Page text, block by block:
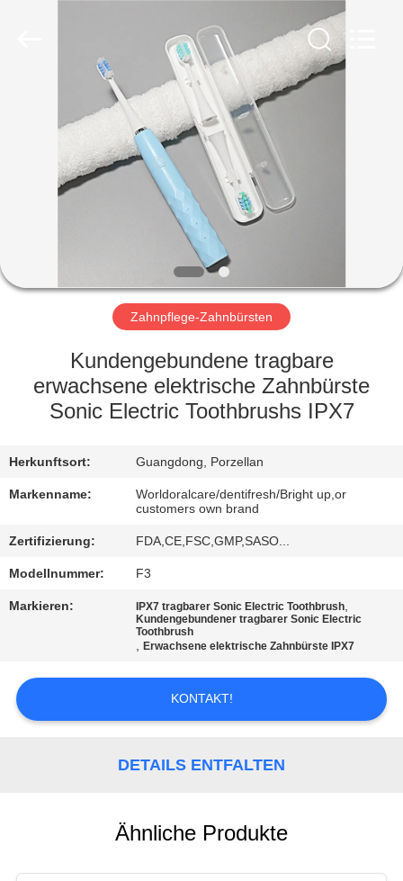
PRODUKTE
ÜBER
UNS
FABRIK-
AUSFLUG
TRETEN
MIT
UNS
IN
VERBINDUNG
FORDERN
SIE
SEITENVERZEICHNIS
Zahnpflege-Zahnbürsten
Kundengebundene tragbare
erwachsene elektrische Zahnbürste
Sonic Electric Toothbrushs IPX7
Herkunftsort: Guangdong, Porzellan
Markenname:
Worldoralcare/dentifresh/Bright up,or
customers own brand
Zertifizierung: FDA,CE,FSC,GMP,SASO...
Modellnummer: F3
Markieren: IPX7 tragbarer Sonic Electric Toothbrush,
Kundengebundener tragbarer Sonic Electric
Toothbrush
,Erwachsene elektrische Zahnbürste IPX7
KONTAKT!
DETAILS ENTFALTEN
Ähnliche Produkte